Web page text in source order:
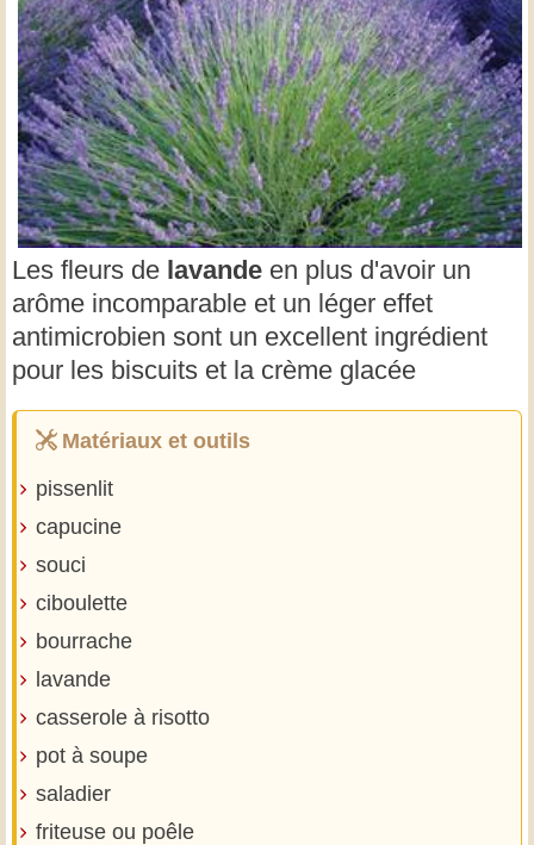
Les fleurs de lavande en plus d'avoir un
arôme incomparable et un léger effet
antimicrobien sont un excellent ingrédient
pour les biscuits et la crème glacée
Matériaux et outils
pissenlit
capucine
souci
ciboulette
bourrache
lavande
casserole à risotto
pot à soupe
saladier
friteuse ou poêle